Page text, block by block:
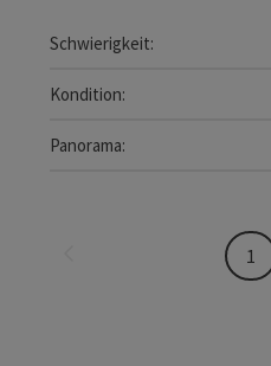
Schwierigkeit:
Mittel
Kondition:
Mittel
Panorama:
Einige Ausblicke
1